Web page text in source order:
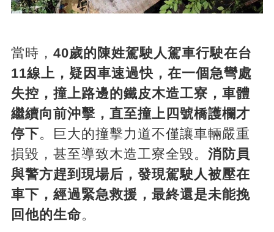
當時， 40歲的陳姓駕駛人駕車行駛在台
11線上，疑因車速過快，在一個急彎處
失控，撞上路邊的鐵皮木造工寮，車體
繼續向前沖擊，直至撞上四號橋護欄才
停下。巨大的撞擊力道不僅讓車輛嚴重
損毀，甚至導致木造工寮全毀。 消防員
與警方趕到現場后，發現駕駛人被壓在
車下，經過緊急救援，最終還是未能挽
回他的生命。